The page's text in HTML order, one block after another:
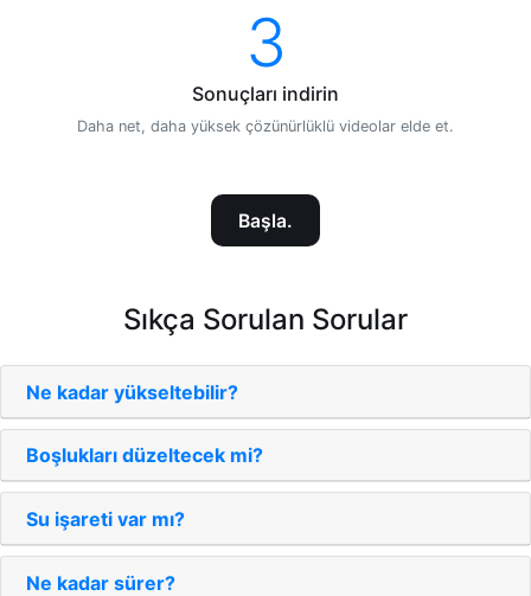
3
Sonuçları indirin
Daha net, daha yüksek çözünürlüklü videolar elde et.
Başla.
Sıkça Sorulan Sorular
Ne kadar yükseltebilir?
Boşlukları düzeltecek mi?
Su işareti var mı?
Ne kadar sürer?